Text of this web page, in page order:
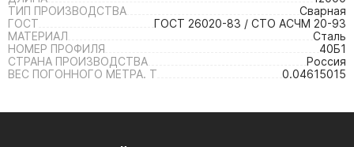
ТИП ПРОИЗВОДСТВА
Сварная
ГОСТ
ГОСТ 26020-83 / СТО АСЧМ 20-93
МАТЕРИАЛ
Сталь
НОМЕР ПРОФИЛЯ
40Б1
СТРАНА ПРОИЗВОДСТВА
Россия
ВЕС ПОГОННОГО МЕТРА. Т
0.04615015